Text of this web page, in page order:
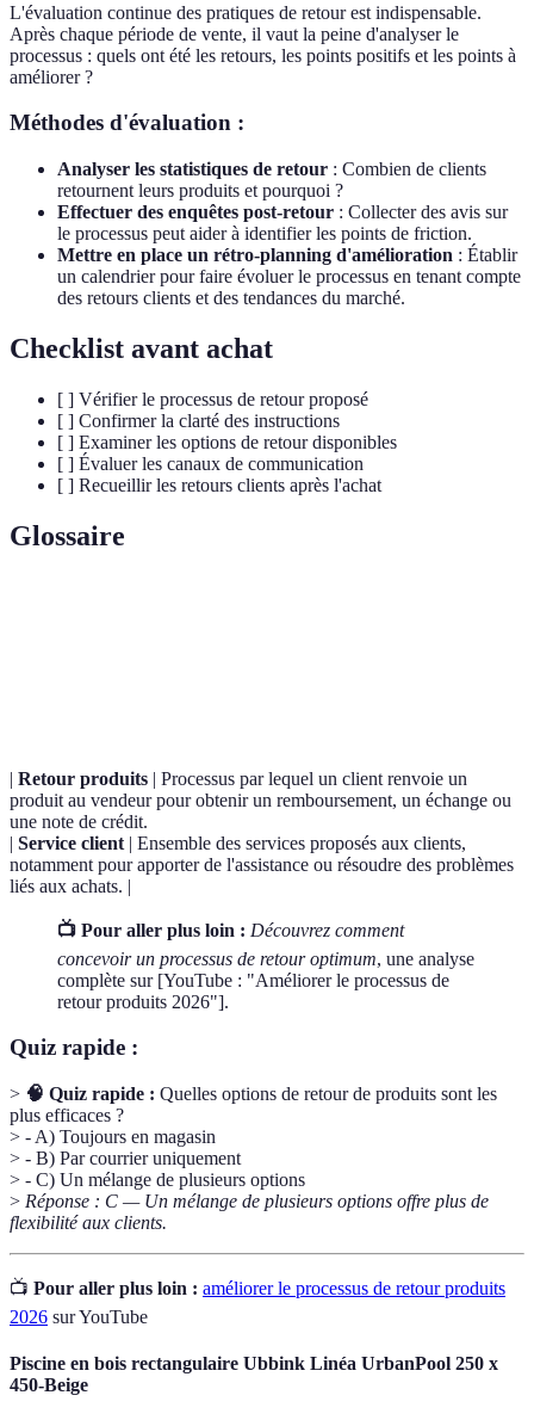
L'évaluation continue des pratiques de retour est indispensable.
Après chaque période de vente, il vaut la peine d'analyser le
processus : quels ont été les retours, les points positifs et les points à
améliorer ?
Méthodes d'évaluation :
Analyser les statistiques de retour : Combien de clients
retournent leurs produits et pourquoi ?
Effectuer des enquêtes post-retour : Collecter des avis sur
le processus peut aider à identifier les points de friction.
Mettre en place un rétro-planning d'amélioration : Établir
un calendrier pour faire évoluer le processus en tenant compte
des retours clients et des tendances du marché.
Checklist avant achat
[ ] Vérifier le processus de retour proposé
[ ] Confirmer la clarté des instructions
[ ] Examiner les options de retour disponibles
[ ] Évaluer les canaux de communication
[ ] Recueillir les retours clients après l'achat
Glossaire
| Retour produits | Processus par lequel un client renvoie un
produit au vendeur pour obtenir un remboursement, un échange ou
une note de crédit.
| Service client | Ensemble des services proposés aux clients,
notamment pour apporter de l'assistance ou résoudre des problèmes
liés aux achats. |
📺 Pour aller plus loin : Découvrez comment
concevoir un processus de retour optimum, une analyse
complète sur [YouTube : "Améliorer le processus de
retour produits 2026"].
Quiz rapide :
> 🧠 Quiz rapide : Quelles options de retour de produits sont les
plus efficaces ?
> - A) Toujours en magasin
> - B) Par courrier uniquement
> - C) Un mélange de plusieurs options
> Réponse : C — Un mélange de plusieurs options offre plus de
flexibilité aux clients.
📺 Pour aller plus loin : améliorer le processus de retour produits
2026 sur YouTube
Piscine en bois rectangulaire Ubbink Linéa UrbanPool 250 x
450-Beige